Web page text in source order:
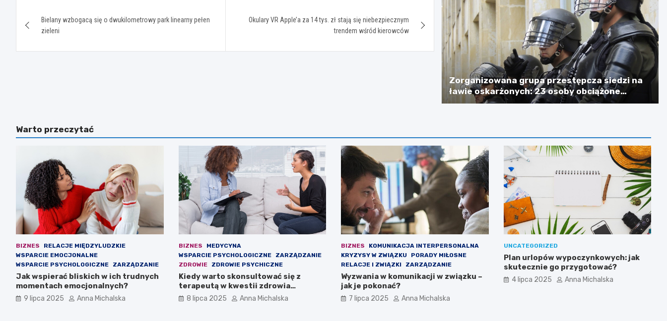
wpisuBielany wzbogacą się o dwukilometrowy park linearny pełen
zieleni
Okulary VR Apple’a za 14 tys. zł stają się niebezpiecznym
trendem wśród kierowców
Zorganizowana grupa przestępcza siedzi na
ławie oskarżonych: 23 osoby obciążone
zarzutami
Warto przeczytać
BIZNES
RELACJE MIĘDZYLUDZKIE
WSPARCIE EMOCJONALNE
WSPARCIE PSYCHOLOGICZNE
ZARZĄDZANIE
Jak wspierać bliskich w ich trudnych
momentach emocjonalnych?
9 lipca 2025 Anna Michalska
BIZNES
MEDYCYNA
WSPARCIE PSYCHOLOGICZNE
ZARZĄDZANIE
ZDROWIE
ZDROWIE PSYCHICZNE
Kiedy warto skonsultować się z
terapeutą w kwestii zdrowia
psychicznego?
8 lipca 2025 Anna Michalska
BIZNES
KOMUNIKACJA INTERPERSONALNA
KRYZYSY W ZWIĄZKU
PORADY MIŁOSNE
RELACJE I ZWIĄZKI
ZARZĄDZANIE
Wyzwania w komunikacji w związku –
jak je pokonać?
7 lipca 2025 Anna Michalska
UNCATEGORIZED
Plan urlopów wypoczynkowych: jak
skutecznie go przygotować?
4 lipca 2025 Anna Michalska